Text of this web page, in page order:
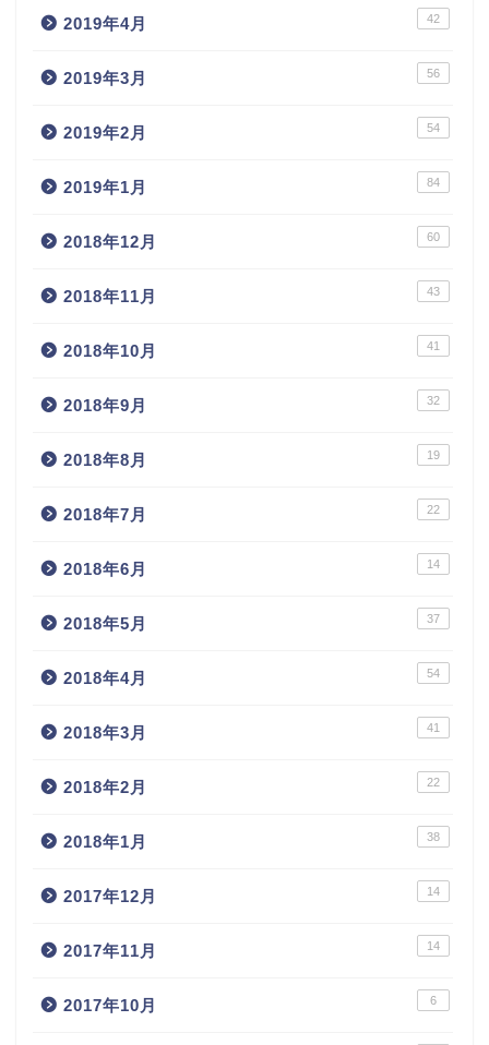
2019年4月 42
2019年3月 56
2019年2月 54
2019年1月 84
2018年12月 60
2018年11月 43
2018年10月 41
2018年9月 32
2018年8月 19
2018年7月 22
2018年6月 14
2018年5月 37
2018年4月 54
2018年3月 41
2018年2月 22
2018年1月 38
2017年12月 14
2017年11月 14
2017年10月 6